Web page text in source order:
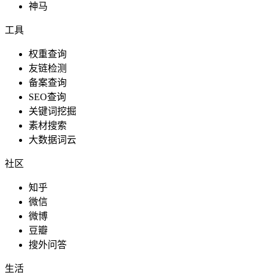
神马
工具
权重查询
友链检测
备案查询
SEO查询
关键词挖掘
素材搜索
大数据词云
社区
知乎
微信
微博
豆瓣
搜外问答
生活